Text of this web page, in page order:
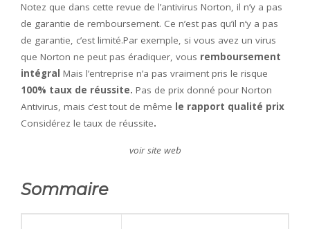
Notez que dans cette revue de l’antivirus Norton, il n’y a pas
de garantie de remboursement. Ce n’est pas qu’il n’y a pas
de garantie, c’est limité.Par exemple, si vous avez un virus
que Norton ne peut pas éradiquer, vous remboursement
intégral Mais l’entreprise n’a pas vraiment pris le risque
100% taux de réussite. Pas de prix donné pour Norton
Antivirus, mais c’est tout de même le rapport qualité prix
Considérez le taux de réussite.
voir site web
Sommaire